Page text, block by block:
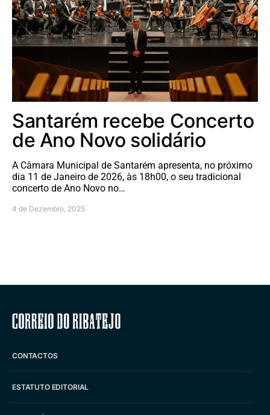
Santarém recebe Concerto
de Ano Novo solidário
A Câmara Municipal de Santarém apresenta, no próximo
dia 11 de Janeiro de 2026, às 18h00, o seu tradicional
concerto de Ano Novo no…
4 de Dezembro, 2025
Correio do Ribatejo
CONTACTOS
ESTATUTO EDITORIAL